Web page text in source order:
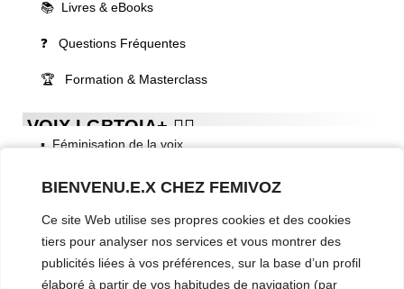
BIENVENU.E.X CHEZ FEMIVOZ
Ce site Web utilise ses propres cookies et des cookies
tiers pour analyser nos services et vous montrer des
publicités liées à vos préférences, sur la base d’un profil
élaboré à partir de vos habitudes de navigation (par
📚 Livres & eBooks
❓ Questions Fréquentes
🏆 Formation & Masterclass
VOIX LGBTQIA+ 🏳️‍🌈
▪️ Féminisation de la voix
▪️ Masculinisation de la voix
▪️ Neutralisation de la voix
▪️ Dualisation de la voix